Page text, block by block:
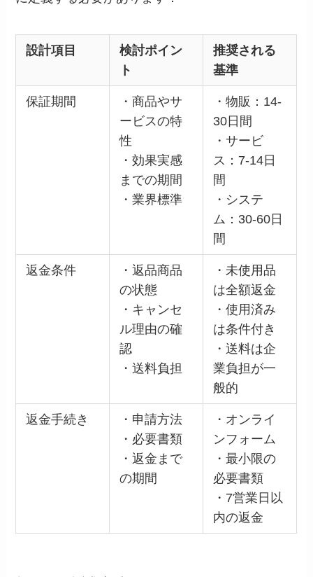
設計項目
検討ポイン
ト
推奨される
基準
保証期間
・商品やサ
ービスの特
性
・効果実感
までの期間
・業界標準
・物販：14-
30日間
・サービ
ス：7-14日
間
・システ
ム：30-60日
間
返金条件
・返品商品
の状態
・キャンセ
ル理由の確
認
・送料負担
・未使用品
は全額返金
・使用済み
は条件付き
・送料は企
業負担が一
般的
返金手続き
・申請方法
・必要書類
・返金まで
の期間
・オンライ
ンフォーム
・最小限の
必要書類
・7営業日以
内の返金